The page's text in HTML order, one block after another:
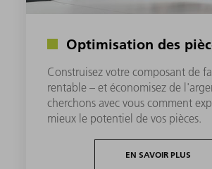
Optimisation des
Construisez votre composant de
rentable – et économisez de
cherchons avec vous comment
mieux le potentiel de vos pièces.
EN SAVOIR PLUS